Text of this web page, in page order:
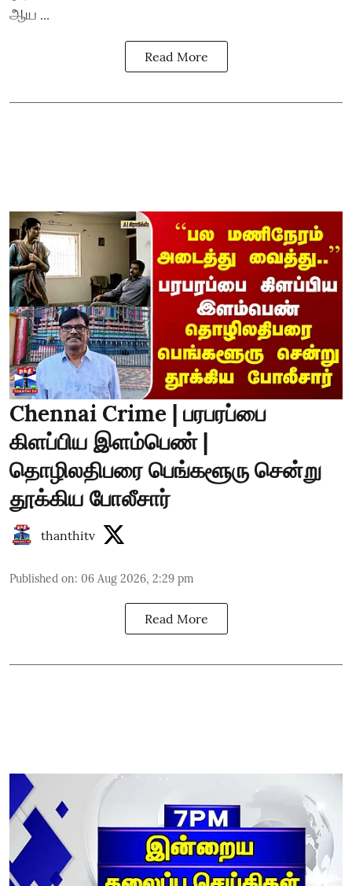
ஆய ...
Read More
Chennai Crime | பரபரப்பை
கிளப்பிய இளம்பெண் |
தொழிலதிபரை பெங்களூரு சென்று
தூக்கிய போலீசார்
thanthitv
Published on: 06 Aug 2026, 2:29 pm
Read More